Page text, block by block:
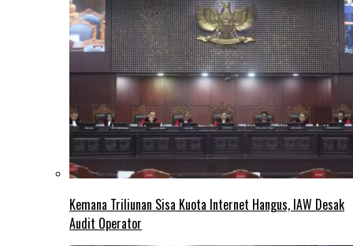
Kemana Triliunan Sisa Kuota Internet Hangus, IAW Desak
Audit Operator